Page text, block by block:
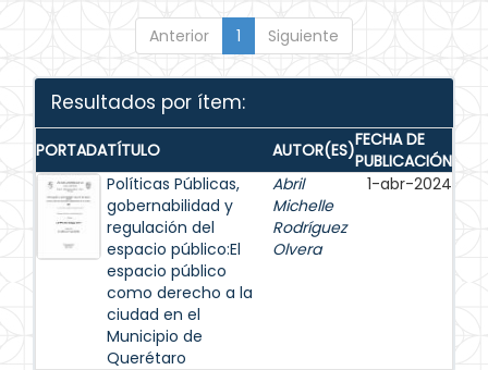
Anterior 1 Siguiente
Resultados por ítem:
PORTADATÍTULO AUTOR(ES)FECHA DE
PUBLICACIÓN
Políticas Públicas,
gobernabilidad y
regulación del
espacio público:El
espacio público
como derecho a la
ciudad en el
Municipio de
Querétaro
Abril
Michelle
Rodríguez
Olvera
1-abr-2024